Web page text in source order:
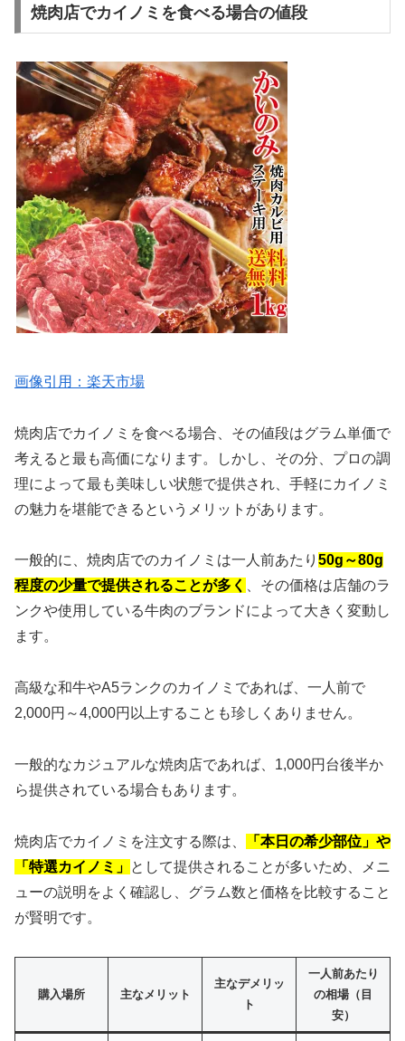
焼肉店でカイノミを食べる場合の値段
画像引用：楽天市場
焼肉店でカイノミを食べる場合、その値段はグラム単価で
考えると最も高価になります。しかし、その分、プロの調
理によって最も美味しい状態で提供され、手軽にカイノミ
の魅力を堪能できるというメリットがあります。
一般的に、焼肉店でのカイノミは一人前あたり 50g～80g
程度の少量で提供されることが多く
、その価格は店舗のラ
ンクや使用している牛肉のブランドによって大きく変動し
ます。
高級な和牛やA5ランクのカイノミであれば、一人前で
2,000円～4,000円以上することも珍しくありません。
一般的なカジュアルな焼肉店であれば、1,000円台後半か
ら提供されている場合もあります。
焼肉店でカイノミを注文する際は、
「本日の希少部位」や
「特選カイノミ」 として提供されることが多いため、メニ
ューの説明をよく確認し、グラム数と価格を比較すること
が賢明です。
購入場所 主なメリット
主なデメリッ
ト
一人前あたり
の相場（目
安）